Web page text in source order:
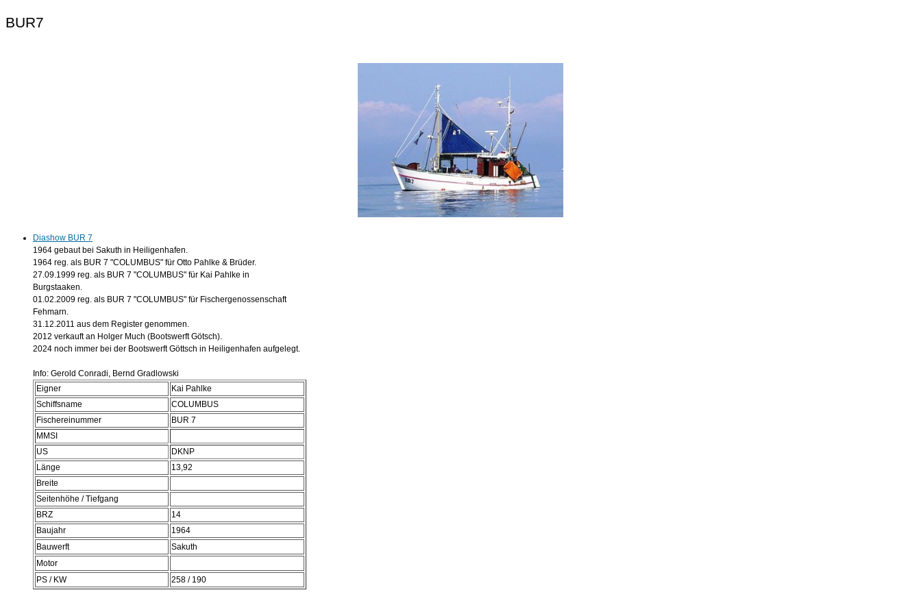
BUR7
Diashow BUR 7
1964 gebaut bei Sakuth in Heiligenhafen.
1964 reg. als BUR 7 "COLUMBUS" für Otto Pahlke & Brüder.
27.09.1999 reg. als BUR 7 "COLUMBUS" für Kai Pahlke in
Burgstaaken.
01.02.2009 reg. als BUR 7 "COLUMBUS" für Fischergenossenschaft
Fehmarn.
31.12.2011 aus dem Register genommen.
2012 verkauft an Holger Much (Bootswerft Götsch).
2024 noch immer bei der Bootswerft Göttsch in Heiligenhafen aufgelegt.
Info: Gerold Conradi, Bernd Gradlowski
Eigner
Kai Pahlke
Schiffsname
COLUMBUS
Fischereinummer
BUR 7
MMSI
US
DKNP
Länge
13,92
Breite
Seitenhöhe / Tiefgang
BRZ
14
Baujahr
1964
Bauwerft
Sakuth
Motor
PS / KW
258 / 190